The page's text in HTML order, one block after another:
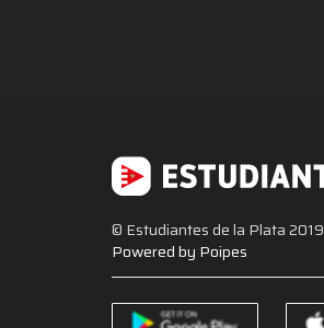
© Estudiantes de la Plata 2019
Powered by Poipes